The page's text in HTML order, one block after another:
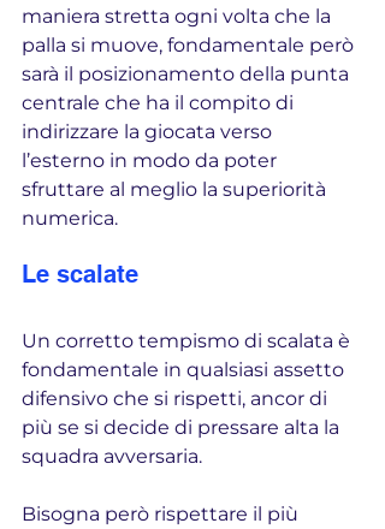
maniera stretta ogni volta che la
palla si muove, fondamentale però
sarà il posizionamento della punta
centrale che ha il compito di
indirizzare la giocata verso
l’esterno in modo da poter
sfruttare al meglio la superiorità
numerica.
Le scalate
Un corretto tempismo di scalata è
fondamentale in qualsiasi assetto
difensivo che si rispetti, ancor di
più se si decide di pressare alta la
squadra avversaria.
Bisogna però rispettare il più